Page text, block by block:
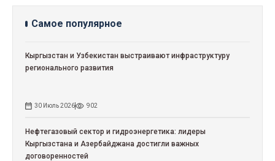
Самое популярное
Кыргызстан и Узбекистан выстраивают инфраструктуру
регионального развития
30 Июль 2026 902
Нефтегазовый сектор и гидроэнергетика: лидеры
Кыргызстана и Азербайджана достигли важных
договоренностей